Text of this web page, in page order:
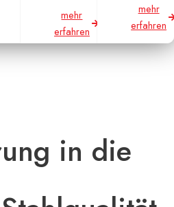
mehr
erfahren
mehr
erfahren
in die